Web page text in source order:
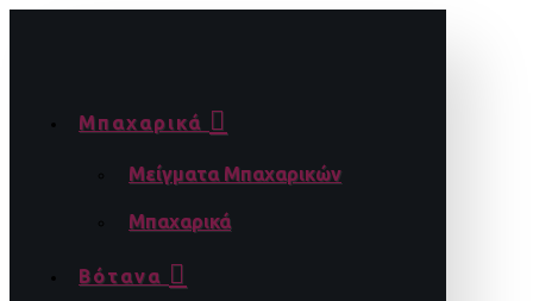
Μπαχαρικά
Μείγματα Μπαχαρικών
Μπαχαρικά
Βότανα